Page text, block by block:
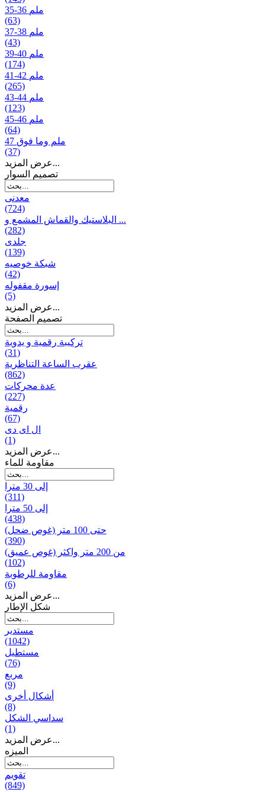
35-36 ملم
(63)
37-38 ملم
(43)
39-40 ملم
(174)
41-42 ملم
(265)
43-44 ملم
(123)
45-46 ملم
(64)
47 ملم وما فوق
(37)
عرض المزيد...
تصمیم السوار
معدنی
(724)
البلاستيك والقماش المشمع و ...
(282)
جلدی
(139)
شبكة خوصیه
(42)
إسورة مقفوله
(5)
عرض المزيد...
تصميم الصفحة
تركيبة رقمية و يدوية
(31)
عقرب الساعة التناظرية
(862)
عدة محركات
(227)
رقمية
(67)
ال ای دی
(1)
عرض المزيد...
مقاومة للماء
إلى 30 مترا
(311)
إلى 50 مترا
(438)
حتى 100 متر (غوص ضحل)
(390)
من 200 متر واکثر (غوص عميق)
(102)
مقاومة للرطوبة
(6)
عرض المزيد...
شكل الإطار
مستدير
(1042)
مستطيل
(76)
مربع
(9)
أشكال أخرى
(8)
سداسي الشكل
(1)
عرض المزيد...
المیزه
تقويم
(849)